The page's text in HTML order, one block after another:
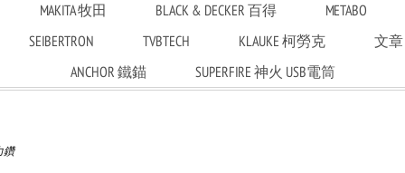
MAKITA 牧田
BLACK & DECKER 百得 METABO
SEIBERTRON
TVBTECH KLAUKE 柯勞克 文章
ANCHOR 鐵錨
SUPERFIRE 神火 USB電筒
鑽